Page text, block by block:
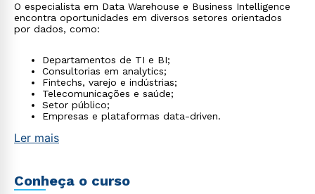
O especialista em Data Warehouse e Business Intelligence
encontra oportunidades em diversos setores orientados
por dados, como:
Departamentos de TI e BI;
Consultorias em analytics;
Fintechs, varejo e indústrias;
Telecomunicações e saúde;
Setor público;
Empresas e plataformas data-driven.
Ler mais
Conheça o curso